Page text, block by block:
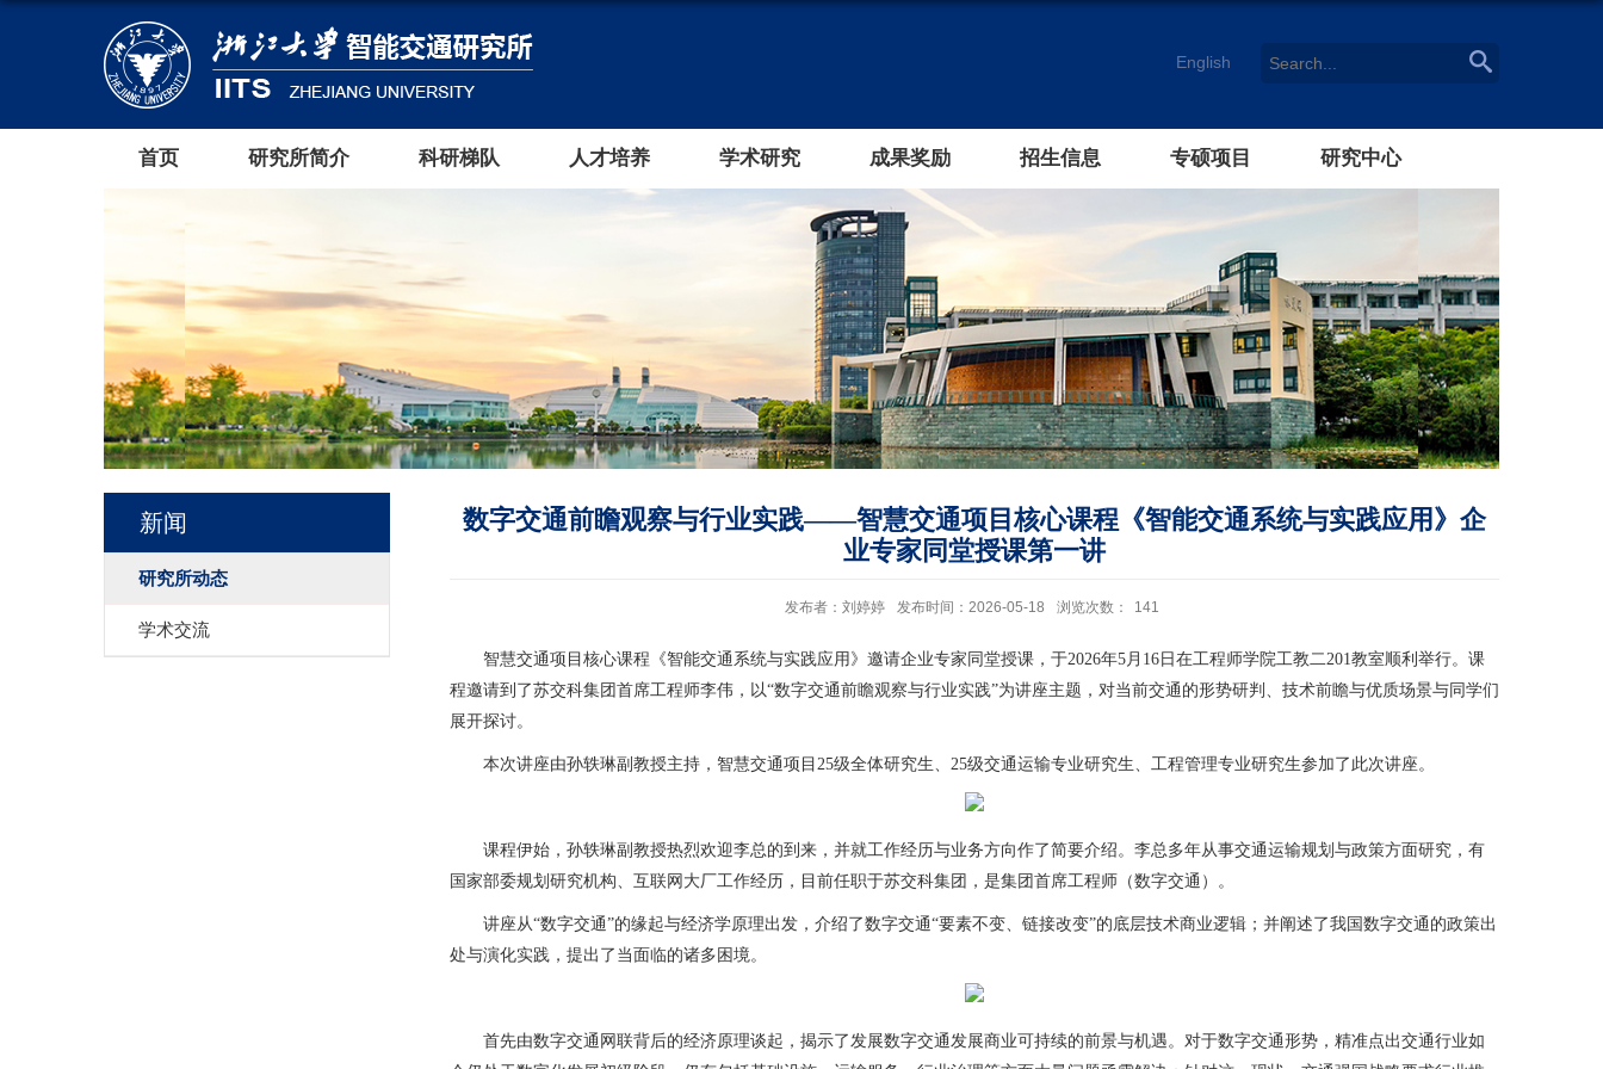
English
首页 研究所简介 科研梯队 人才培养 学术研究 成果奖励 招生信息 专硕项目 研究中心
新闻
研究所动态
学术交流
数字交通前瞻观察与行业实践——智慧交通项目核心课程《智能交通系统与实践应用》企
业专家同堂授课第一讲
发布者：刘婷婷 发布时间：2026-05-18 浏览次数： 141
智慧交通项目核心课程《智能交通系统与实践应用》邀请企业专家同堂授课，于2026年5月16日在工程师学院工教二201教室顺利举行。课
程邀请到了苏交科集团首席工程师李伟，以“数字交通前瞻观察与行业实践”为讲座主题，对当前交通的形势研判、技术前瞻与优质场景与同学们
展开探讨。
本次讲座由孙轶琳副教授主持，智慧交通项目25级全体研究生、25级交通运输专业研究生、工程管理专业研究生参加了此次讲座。
课程伊始，孙轶琳副教授热烈欢迎李总的到来，并就工作经历与业务方向作了简要介绍。李总多年从事交通运输规划与政策方面研究，有
国家部委规划研究机构、互联网大厂工作经历，目前任职于苏交科集团，是集团首席工程师（数字交通）。
讲座从“数字交通”的缘起与经济学原理出发，介绍了数字交通“要素不变、链接改变”的底层技术商业逻辑；并阐述了我国数字交通的政策出
处与演化实践，提出了当面临的诸多困境。
首先由数字交通网联背后的经济原理谈起，揭示了发展数字交通发展商业可持续的前景与机遇。对于数字交通形势，精准点出交通行业如